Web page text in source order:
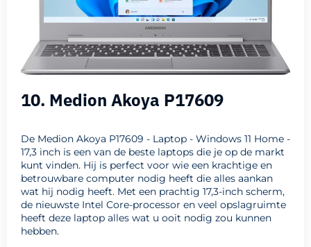
10. Medion Akoya P17609
De Medion Akoya P17609 - Laptop - Windows 11 Home -
17,3 inch is een van de beste laptops die je op de markt
kunt vinden. Hij is perfect voor wie een krachtige en
betrouwbare computer nodig heeft die alles aankan
wat hij nodig heeft. Met een prachtig 17,3-inch scherm,
de nieuwste Intel Core-processor en veel opslagruimte
heeft deze laptop alles wat u ooit nodig zou kunnen
hebben.